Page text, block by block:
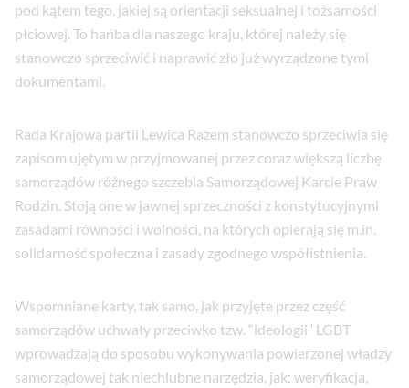
pod kątem tego, jakiej są orientacji seksualnej i tożsamości
płciowej. To hańba dla naszego kraju, której należy się
stanowczo sprzeciwić i naprawić zło już wyrządzone tymi
dokumentami.
Rada Krajowa partii Lewica Razem stanowczo sprzeciwia się
zapisom ujętym w przyjmowanej przez coraz większą liczbę
samorządów różnego szczebla Samorządowej Karcie Praw
Rodzin. Stoją one w jawnej sprzeczności z konstytucyjnymi
zasadami równości i wolności, na których opierają się m.in.
solidarność społeczna i zasady zgodnego współistnienia.
Wspomniane karty, tak samo, jak przyjęte przez część
samorządów uchwały przeciwko tzw. “ideologii” LGBT
wprowadzają do sposobu wykonywania powierzonej władzy
samorządowej tak niechlubne narzędzia, jak: weryfikacja,